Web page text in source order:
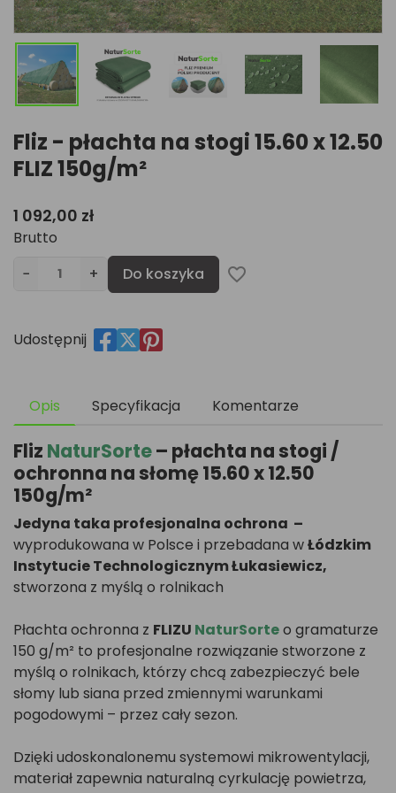
Fliz - płachta na stogi 15.60 x 12.50
FLIZ 150g/m²
1 092,00 zł
Brutto
−
+ Do koszyka favorite_border
Udostępnij
Opis Specyfikacja Komentarze
Fliz NaturSorte– płachta na stogi /
ochronna na słomę 15.60 x 12.50
150g/m²
Jedyna taka profesjonalna ochrona –
wyprodukowana w Polsce i przebadana wŁódzkim
Instytucie Technologicznym Łukasiewicz,
stworzona z myślą o rolnikach
Płachta ochronna z FLIZU NaturSorteo gramaturze
150 g/m² to profesjonalne rozwiązanie stworzone z
myślą o rolnikach, którzy chcą zabezpieczyć bele
słomy lub siana przed zmiennymi warunkami
pogodowymi – przez cały sezon.
Dzięki udoskonalonemu systemowi mikrowentylacji,
materiał zapewnia naturalną cyrkulację powietrza,